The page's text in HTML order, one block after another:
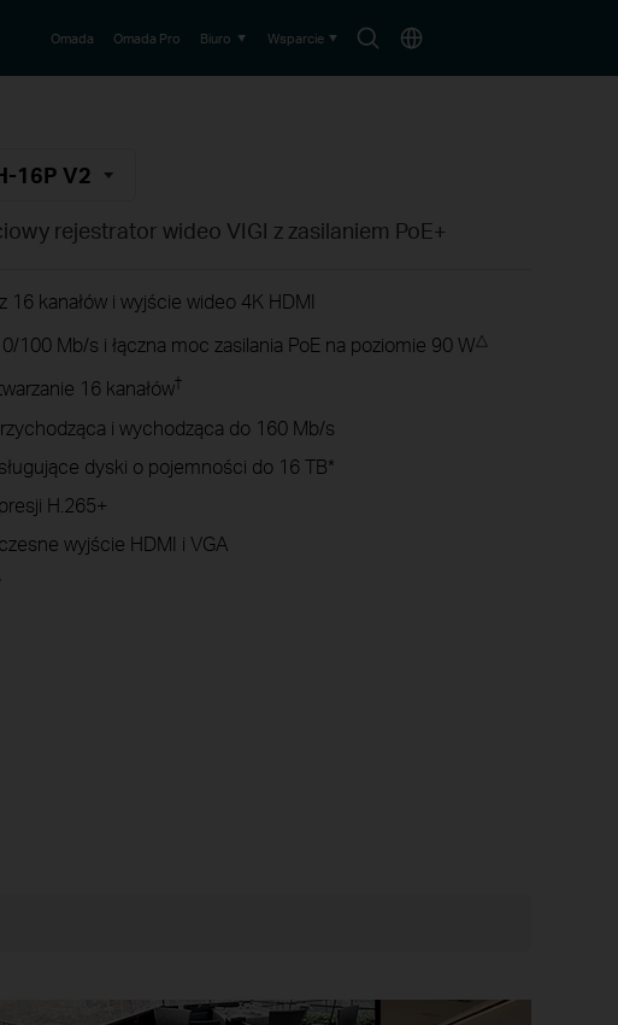
WyszukajWybierz
Omada Omada Pro Biuro Wsparcie
16P V2
rejestrator wideo VIGI z zasilaniem PoE+
16 kanałów i wyjście wideo 4K HDMI
100 Mb/s i łączna moc zasilania PoE na poziomie 90 W△
16 kanałów†
i wychodząca do 160 Mb/s
dyski o pojemności do 16 TB*
H.265+
wyjście HDMI i VGA